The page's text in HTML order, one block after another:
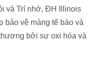
và Trí nhớ, ĐH Illinois
bảo vệ màng tế bào và
bởi sự oxi hóa và